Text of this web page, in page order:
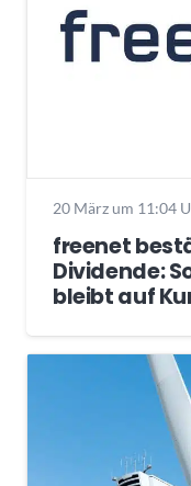
20 März um 11:04
freenet
Dividende:
bleibt auf